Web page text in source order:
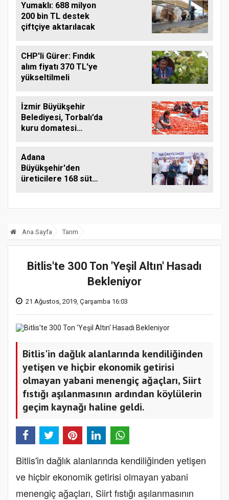
Yumaklı: 688 milyon
200 bin TL destek
çiftçiye aktarılacak
CHP'li Gürer: Fındık
alım fiyatı 370 TL'ye
yükseltilmeli
İzmir Büyükşehir
Belediyesi, Torbalı’da
kuru domatesi
Adana
Büyükşehir'den
üreticilere 168 süt
Ana Sayfa Tarım
Bitlis'te 300 Ton 'Yeşil Altın' Hasadı
Bekleniyor
21 Ağustos, 2019, Çarşamba 16:03
Bitlis'in dağlık alanlarında kendiliğinden
yetişen ve hiçbir ekonomik getirisi
olmayan yabani menengiç ağaçları, Siirt
fıstığı aşılanmasının ardından köylülerin
geçim kaynağı haline geldi.
Bitlis'in dağlık alanlarında kendiliğinden yetişen
ve hiçbir ekonomik getirisi olmayan yabani
menengiç ağaçları, Siirt fıstığı aşılanmasının